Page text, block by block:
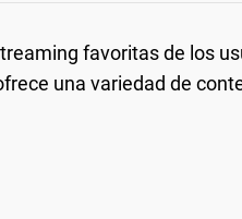
favoritas de los
una variedad de